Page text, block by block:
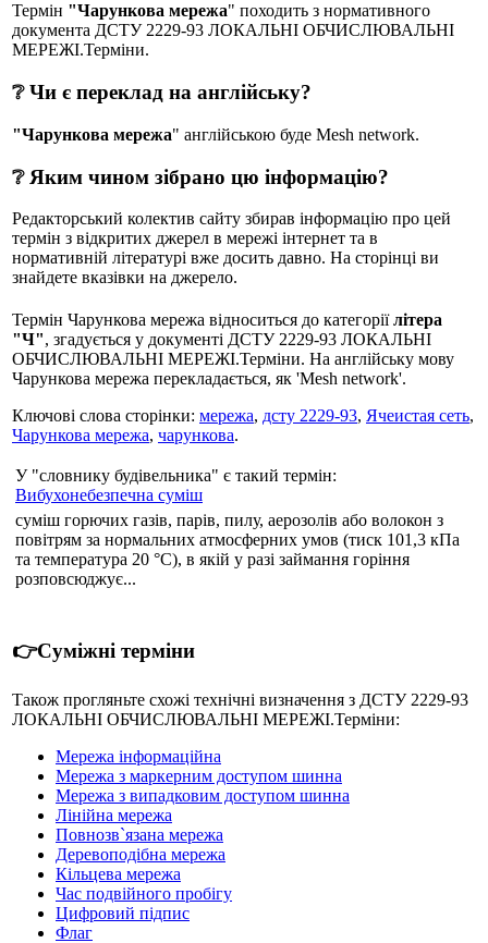
Термін "Чарункова мережа" походить з нормативного
документа ДСТУ 2229-93 ЛОКАЛЬНІ ОБЧИСЛЮВАЛЬНІ
МЕРЕЖІ.Терміни.
❔ Чи є переклад на англійську?
"Чарункова мережа" англійською буде Mesh network.
❔ Яким чином зібрано цю інформацію?
Редакторський колектив сайту збирав інформацію про цей
термін з відкритих джерел в мережі інтернет та в
нормативній літературі вже досить давно. На сторінці ви
знайдете вказівки на джерело.
Термін Чарункова мережа відноситься до категоріїлітера
"Ч", згадується у документі ДСТУ 2229-93 ЛОКАЛЬНІ
ОБЧИСЛЮВАЛЬНІ МЕРЕЖІ.Терміни. На англійську мову
Чарункова мережа перекладається, як 'Mesh network'.
Ключові слова сторінки: мережа, дсту 2229-93, Ячеистая сеть,
Чарункова мережа, чарункова.
У "словнику будівельника" є такий термін:
Вибухонебезпечна суміш
суміш горючих газів, парів, пилу, аерозолів або волокон з
повітрям за нормальних атмосферних умов (тиск 101,3 кПа
та температура 20 °С), в якій у разі займання горіння
розповсюджує...
👉Суміжні терміни
Також прогляньте схожі технічні визначення з ДСТУ 2229-93
ЛОКАЛЬНІ ОБЧИСЛЮВАЛЬНІ МЕРЕЖІ.Терміни:
Мережа інформаційна
Мережа з маркерним доступом шинна
Мережа з випадковим доступом шинна
Лінійна мережа
Повнозв`язана мережа
Деревоподібна мережа
Кільцева мережа
Час подвійного пробігу
Цифровий підпис
Флаг